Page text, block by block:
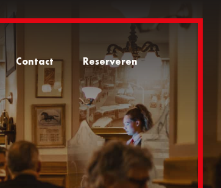
Contact Reserveren